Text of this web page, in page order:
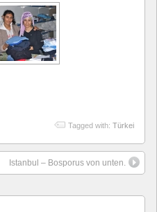
Tagged with: Türkei
Istanbul – Bosporus von unten.